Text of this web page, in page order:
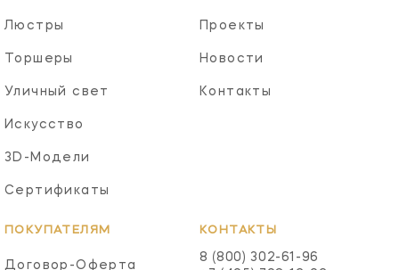
Люстры
Торшеры
Уличный свет
Искусство
3D-Модели
Сертификаты
Проекты
Новости
Контакты
ПОКУПАТЕЛЯМ
Договор-Оферта
КОНТАКТЫ
8 (800) 302-61-96